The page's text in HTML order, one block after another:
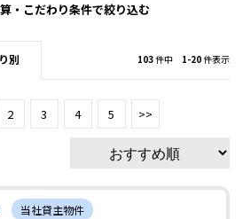
・こだわり条件で絞り込む
別 103件中 1-20件表示
2 3 4 5 >>
当社貸主物件